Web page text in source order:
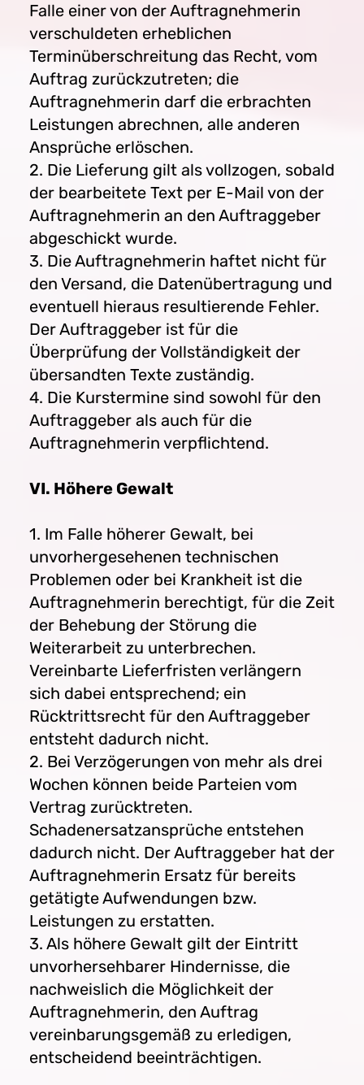
Falle einer von der Auftragnehmerin
verschuldeten erheblichen
Terminüberschreitung das Recht, vom
Auftrag zurückzutreten; die
Auftragnehmerin darf die erbrachten
Leistungen abrechnen, alle anderen
Ansprüche erlöschen.
2. Die Lieferung gilt als vollzogen, sobald
der bearbeitete Text per E-Mail von der
Auftragnehmerin an den Auftraggeber
abgeschickt wurde.
3. Die Auftragnehmerin haftet nicht für
den Versand, die Datenübertragung und
eventuell hieraus resultierende Fehler.
Der Auftraggeber ist für die
Überprüfung der Vollständigkeit der
übersandten Texte zuständig.
4. Die Kurstermine sind sowohl für den
Auftraggeber als auch für die
Auftragnehmerin verpflichtend.
VI. Höhere Gewalt
1. Im Falle höherer Gewalt, bei
unvorhergesehenen technischen
Problemen oder bei Krankheit ist die
Auftragnehmerin berechtigt, für die Zeit
der Behebung der Störung die
Weiterarbeit zu unterbrechen.
Vereinbarte Lieferfristen verlängern
sich dabei entsprechend; ein
Rücktrittsrecht für den Auftraggeber
entsteht dadurch nicht.
2. Bei Verzögerungen von mehr als drei
Wochen können beide Parteien vom
Vertrag zurücktreten.
Schadenersatzansprüche entstehen
dadurch nicht. Der Auftraggeber hat der
Auftragnehmerin Ersatz für bereits
getätigte Aufwendungen bzw.
Leistungen zu erstatten.
3. Als höhere Gewalt gilt der Eintritt
unvorhersehbarer Hindernisse, die
nachweislich die Möglichkeit der
Auftragnehmerin, den Auftrag
vereinbarungsgemäß zu erledigen,
entscheidend beeinträchtigen.